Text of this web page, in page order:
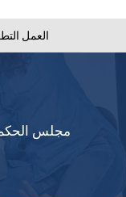
العمل
مجلس